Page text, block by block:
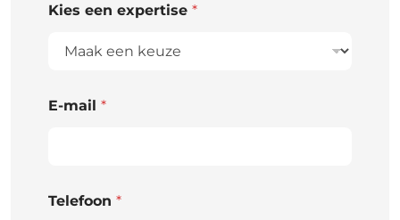
Kies een expertise *
E-mail *
Telefoon *